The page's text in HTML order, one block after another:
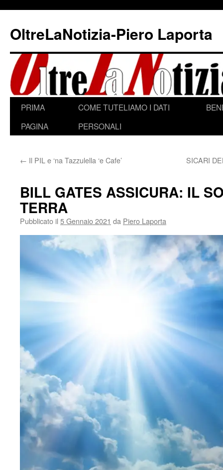
contenuto
OltreLaNotizia-Piero Laporta
PRIMA
PAGINA
COME TUTELIAMO I DATI
PERSONALI
← Il PIL e ‘na Tazzulella ‘e Cafe’ SICARI
BILL GATES ASSICURA: IL
TERRA
Pubblicato il 5 Gennaio 2021 da Piero Laporta